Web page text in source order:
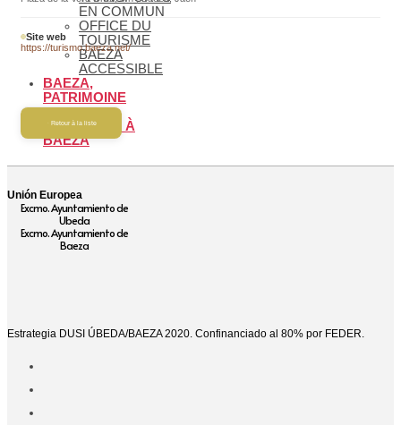
EN COMMUN
OFFICE DU
TOURISME
BAEZA
ACCESSIBLE
BAEZA,
PATRIMOINE
MONDIAL
BIENVENUE À
BAEZA
Site web
https://turismo.baeza.net/
Retour à la liste
Unión Europea
Excmo. Ayuntamiento de
Ubeda
Excmo. Ayuntamiento de
Baeza
Estrategia DUSI ÚBEDA/BAEZA 2020. Confinanciado al 80% por FEDER.